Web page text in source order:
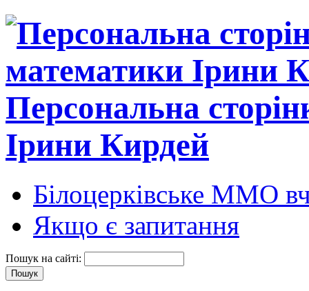
Персональна
Ірини Кирдей
Білоцерківське ММО
Якщо є запитання
Пошук на сайті: